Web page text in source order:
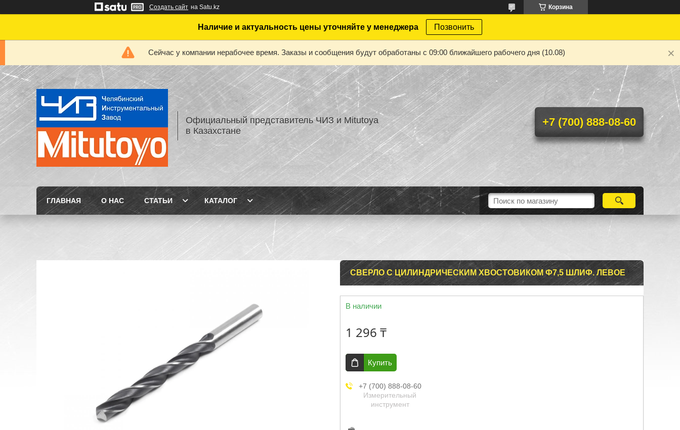
Создать сайт на Satu.kz Корзина
Наличие и актуальность цены уточняйте у менеджера Позвонить
Сейчас у компании нерабочее время. Заказы и сообщения будут обработаны с 09:00 ближайшего рабочего дня (10.08)
Официальный представитель ЧИЗ и Mitutoya
в Казахстане
+7 (700) 888-08-60
ГЛАВНАЯ О НАС СТАТЬИ КАТАЛОГ
СВЕРЛО С ЦИЛИНДРИЧЕСКИМ ХВОСТОВИКОМ Ф7,5 ШЛИФ. ЛЕВОЕ
В наличии
1 296 ₸
Купить
+7 (700) 888-08-60
Измерительный
инструмент